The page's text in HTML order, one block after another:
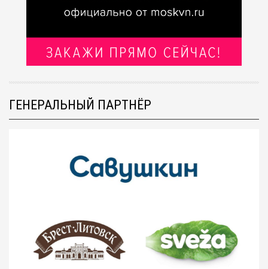
ГЕНЕРАЛЬНЫЙ ПАРТНЁР